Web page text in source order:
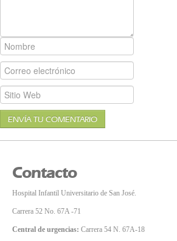
ENVÍA TU COMENTARIO
Contacto
Hospital Infantil Universitario de San José.
Carrera 52 No. 67A -71
Central de urgencias: Carrera 54 N. 67A-18